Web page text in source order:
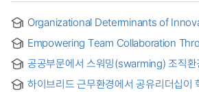
Organizational Determinants of
Finance = 부문의 혁신을 결정하는 조
재무부에 대한 실증 연구
Empowering Team Collaboration
A Three-way Interaction Effect of
Supervisory AI Leadership = AI활용 기
풍토와 상사의 AI 리더십과의 삼중 상호
공공부문에서 스워밍(swarming) 조직
인식에 미치는 영향 = The Effects of a
Organizational Environment on
하이브리드 근무환경에서 공유리더십이